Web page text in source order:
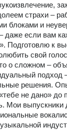
страхи –
блоками и
даже если вам
Подготовлю к
свой
о сложном –
подход
решения.
не дано» до
Мои выпускники